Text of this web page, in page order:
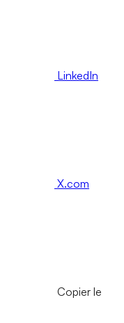
LinkedIn
X.com
Copier le